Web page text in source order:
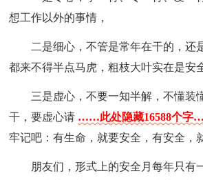
想工作以外的事情，
二是细心，不管是常年在干的，还
都来不得半点马虎，粗枝大叶实在是安
三是虚心，不要一知半解，不懂装
干，要虚心请 ……此处隐藏16588个字
牢记吧：有生命，就要安全，有安全，
朋友们，形式上的安全月每年只有